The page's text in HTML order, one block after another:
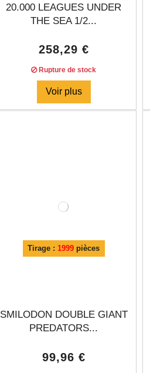
20.000 LEAGUES UNDER
THE SEA 1/2...
258,29 €
Rupture de stock
Voir plus
Tirage : 1999 pièces
SMILODON DOUBLE GIANT
PREDATORS...
99,96 €